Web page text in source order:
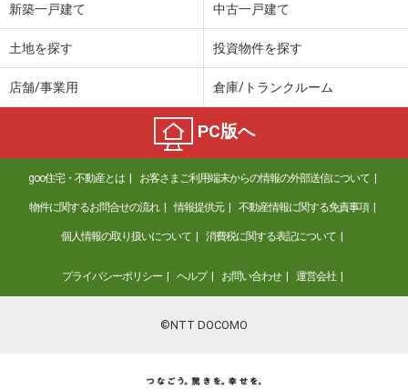
新築一戸建て 中古一戸建て
土地を探す 投資物件を探す
店舗/事業用 倉庫/トランクルーム
PC版へ
goo住宅・不動産とは お客さまご利用端末からの情報の外部送信について
物件に関するお問合せの流れ 情報提供元 不動産情報に関する免責事項
個人情報の取り扱いについて 消費税に関する表記について
プライバシーポリシー ヘルプ お問い合わせ 運営会社
©NTT DOCOMO